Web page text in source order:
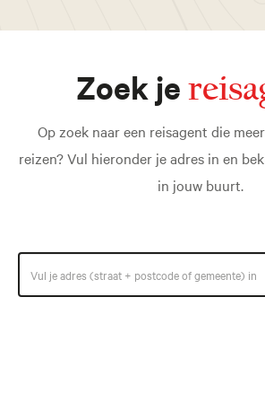
Zoek je
Op zoek naar een reisagent die
reizen? Vul hieronder je adres in en
in jouw buurt.